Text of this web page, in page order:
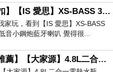
【活動搶折扣】【IS 愛思】XS-BASS 3.2W TWS 重低音小鋼炮藍牙喇叭 超人氣產品
家玩，看到【IS 愛思】XS-BASS
音小鋼炮藍牙喇叭 覺得很...
【實用商品推薦】【大家源】4.8L二合一電熱水瓶 TCY-204801 最暢銷產品比價撿便宜